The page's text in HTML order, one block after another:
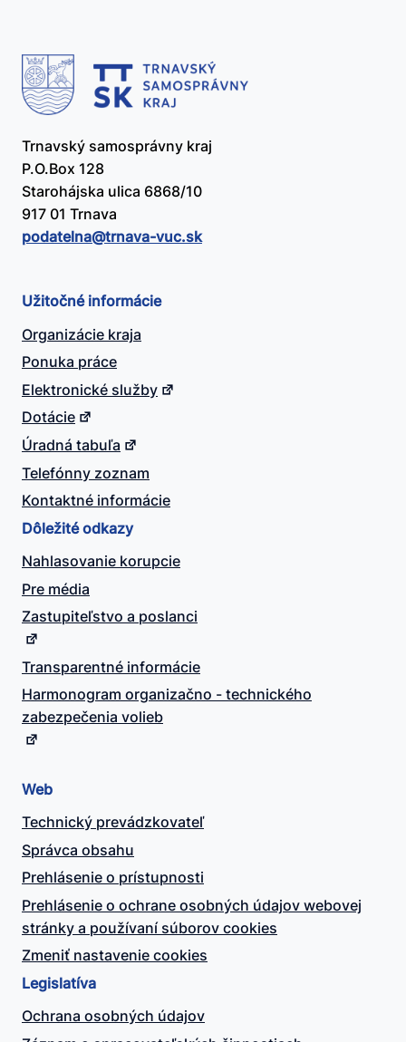
Trnavský samosprávny kraj
P.O.Box 128
Starohájska ulica 6868/10
917 01 Trnava
podatelna@​trnava-vuc.sk
Užitočné informácie
Organizácie kraja
Ponuka práce
Elektronické služby
Dotácie
Úradná tabuľa
Telefónny zoznam
Kontaktné informácie
Dôležité odkazy
Nahlasovanie korupcie
Pre média
Zastupiteľstvo a poslanci
Transparentné informácie
Harmonogram organizačno - technického
zabezpečenia volieb
Web
Technický prevádzkovateľ
Správca obsahu
Prehlásenie o prístupnosti
Prehlásenie o ochrane osobných údajov webovej
stránky a používaní súborov cookies
Zmeniť nastavenie cookies
Legislatíva
Ochrana osobných údajov